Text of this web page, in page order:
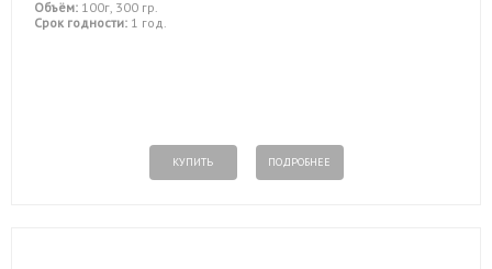
Объём: 100г, 300 гр.
Срок годности: 1 год.
КУПИТЬ ПОДРОБНЕЕ